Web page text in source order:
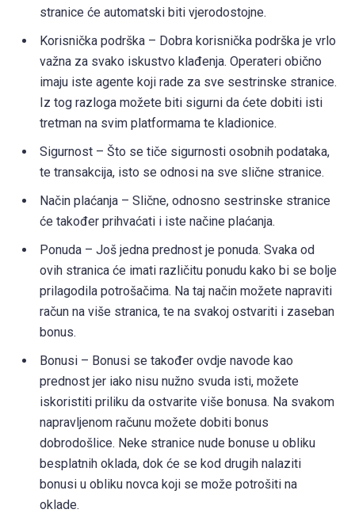
stranice će automatski biti vjerodostojne.
Korisnička podrška – Dobra korisnička podrška je vrlo
važna za svako iskustvo klađenja. Operateri obično
imaju iste agente koji rade za sve sestrinske stranice.
Iz tog razloga možete biti sigurni da ćete dobiti isti
tretman na svim platformama te kladionice.
Sigurnost – Što se tiče sigurnosti osobnih podataka,
te transakcija, isto se odnosi na sve slične stranice.
Način plaćanja – Slične, odnosno sestrinske stranice
će također prihvaćati i iste načine plaćanja.
Ponuda – Još jedna prednost je ponuda. Svaka od
ovih stranica će imati različitu ponudu kako bi se bolje
prilagodila potrošačima. Na taj način možete napraviti
račun na više stranica, te na svakoj ostvariti i zaseban
bonus.
Bonusi – Bonusi se također ovdje navode kao
prednost jer iako nisu nužno svuda isti, možete
iskoristiti priliku da ostvarite više bonusa. Na svakom
napravljenom računu možete dobiti bonus
dobrodošlice. Neke stranice nude bonuse u obliku
besplatnih oklada, dok će se kod drugih nalaziti
bonusi u obliku novca koji se može potrošiti na
oklade.